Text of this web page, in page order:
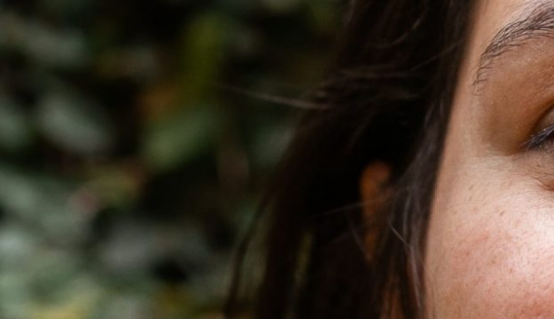
POSSO FALAR? DESISTI